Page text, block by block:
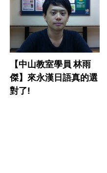
【中山教室學員 林雨
傑】來永漢日語真的選
對了!